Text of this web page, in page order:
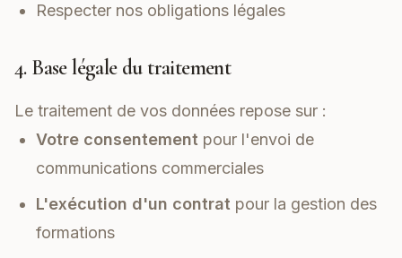
Respecter nos obligations légales
4. Base légale du traitement
Le traitement de vos données repose sur :
Votre consentement pour l'envoi de
communications commerciales
L'exécution d'un contrat pour la gestion des
formations